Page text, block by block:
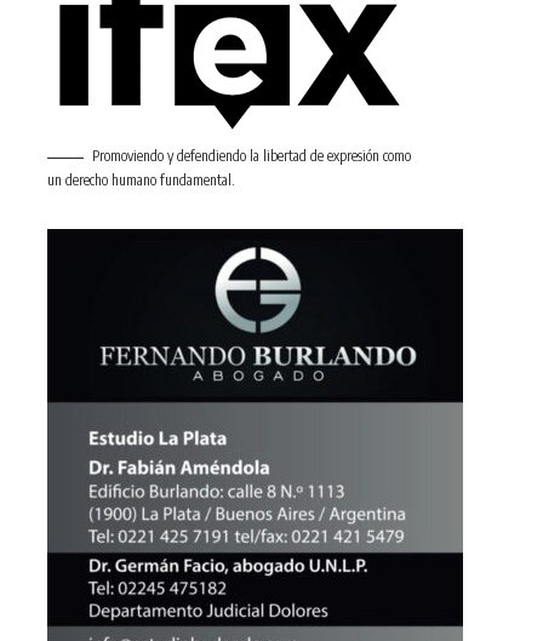
Promoviendo y defendiendo la libertad de expresión como
un derecho humano fundamental.